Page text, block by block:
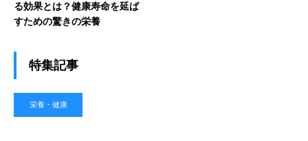
る効果とは？健康寿命を延ば
すための驚きの栄養
特集記事
栄養・健康